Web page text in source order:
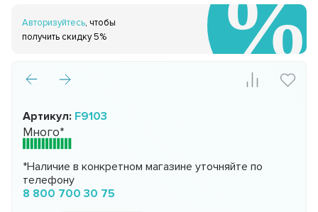
Авторизуйтесь, чтобы
получить скидку 5%
Артикул: F9103
Много*
*Наличие в конкретном магазине уточняйте по
телефону
8 800 700 30 75